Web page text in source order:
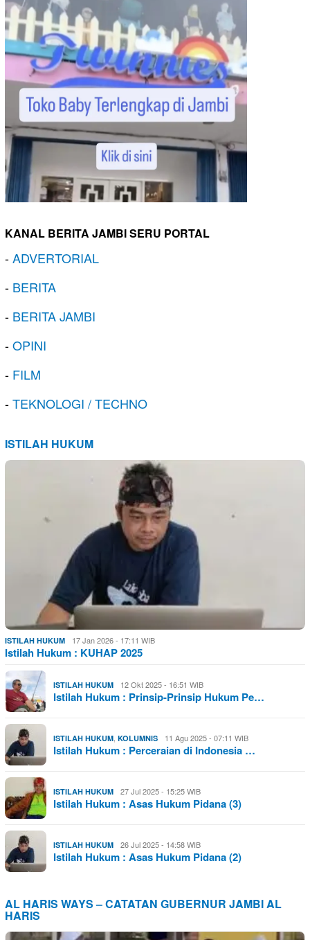
KANAL BERITA JAMBI SERU PORTAL
-ADVERTORIAL
- BERITA
- BERITA JAMBI
-OPINI
- FILM
-TEKNOLOGI / TECHNO
ISTILAH HUKUM
ISTILAH HUKUM 17 Jan 2026 - 17:11 WIB
Istilah Hukum : KUHAP 2025
ISTILAH HUKUM 12 Okt 2025 - 16:51 WIB
Istilah Hukum : Prinsip-Prinsip Hukum Pe…
ISTILAH HUKUM, KOLUMNIS 11 Agu 2025 - 07:11 WIB
Istilah Hukum : Perceraian di Indonesia …
ISTILAH HUKUM 27 Jul 2025 - 15:25 WIB
Istilah Hukum : Asas Hukum Pidana (3)
ISTILAH HUKUM 26 Jul 2025 - 14:58 WIB
Istilah Hukum : Asas Hukum Pidana (2)
AL HARIS WAYS – CATATAN GUBERNUR JAMBI AL
HARIS